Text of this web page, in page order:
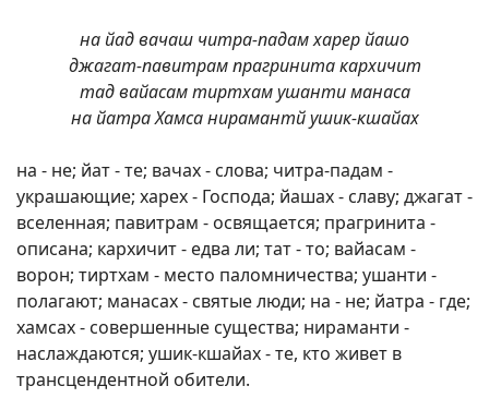
на йад вачаш читра-падам харер йашо
джагат-павитрам прагринита кархичит
тад вайасам тиртхам ушанти манаса
на йатра Хамса нирамантй ушик-кшайах
на - не; йат - те; вачах - слова; читра-падам -
украшающие; харех - Господа; йашах - славу; джагат -
вселенная; павитрам - освящается; прагринита -
описана; кархичит - едва ли; тат - то; вайасам -
ворон; тиртхам - место паломничества; ушанти -
полагают; манасах - святые люди; на - не; йатра - где;
хамсах - совершенные существа; нираманти -
наслаждаются; ушик-кшайах - те, кто живет в
трансцендентной обители.